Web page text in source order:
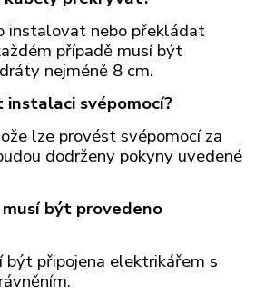
instalovat nebo překládat
případě musí být
nejméně 8 cm.
instalaci svépomocí?
lze provést svépomocí za
dodrženy pokyny uvedené
být provedeno
být připojena elektrikářem s